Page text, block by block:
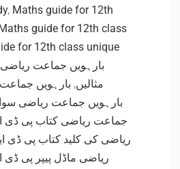
, Maths guide for 12th
Maths guide for 12th class
for 12th class unique
بارہویں جماعت
مثالیں, بارہویں
بارہویں جماعت ریاضی
جماعت ریاضی کتاب پی ڈی
ریاضی کی کلید کتاب پی ڈی
ریاضی ماڈل پیپر پی ڈی